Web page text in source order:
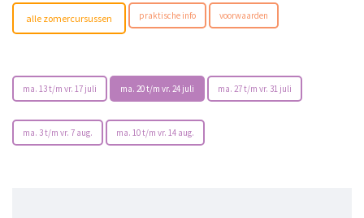
alle zomercursussen praktische info voorwaarden
ma. 13 t/m vr. 17 juli ma. 20 t/m vr. 24 juli ma. 27 t/m vr. 31 juli
ma. 3 t/m vr. 7 aug. ma. 10 t/m vr. 14 aug.